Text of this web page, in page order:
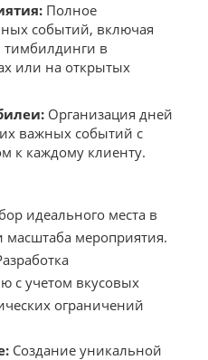
Полное
событий, включая
в
или на открытых
Организация дней
важных событий с
к каждому клиенту.
идеального места в
масштаба мероприятия.
с учетом вкусовых
ограничений
Создание уникальной